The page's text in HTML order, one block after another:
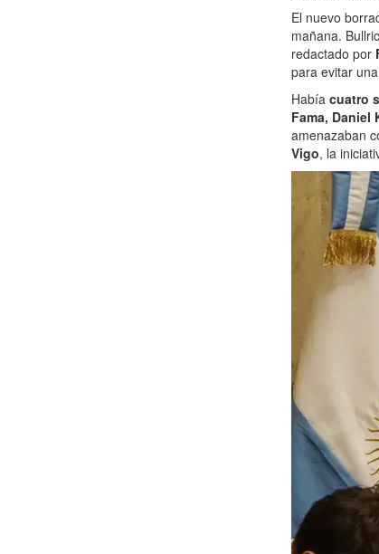
El nuevo
mañana.
redactado por
para evitar
Había cuatro
Fama, Daniel
amenazaban
Vigo, la